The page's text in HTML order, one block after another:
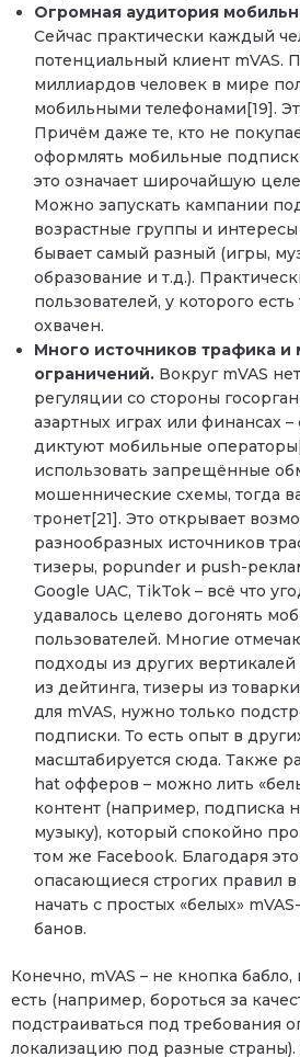
Огромная аудитория
Сейчас практически каждый
потенциальный клиент mVAS.
миллиардов человек в мире
мобильными телефонами[19].
Причём даже те, кто не
оформлять мобильные
это означает широчайшую
Можно запускать кампании
возрастные группы и интересы
бывает самый разный (игры,
образование и т.д.).
пользователей, у которого
охвачен.
Много источников трафика
ограничений. Вокруг mVAS
регуляции со стороны
азартных играх или финансах
диктуют мобильные
использовать запрещённые
мошеннические схемы, тогда
тронет[21]. Это открывает
разнообразных источников
тизеры, popunder и push-
Google UAC, TikTok – всё что
удавалось целево догонять
пользователей. Многие
подходы из других
из дейтинга, тизеры из
для mVAS, нужно только
подписки. То есть опыт в
масштабируется сюда. Также
hat офферов – можно лить
контент (например, подписка
музыку), который спокойно
том же Facebook. Благодаря
опасающиеся строгих правил в
начать с простых «белых»
банов.
Конечно, mVAS – не кнопка
есть (например, бороться за
подстраиваться под требования
локализацию под разные